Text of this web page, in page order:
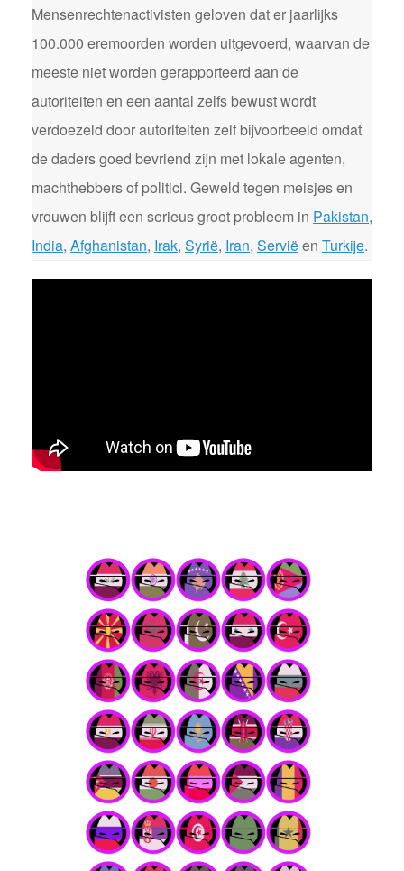
Mensenrechtenactivisten geloven dat er jaarlijks
100.000 eremoorden worden uitgevoerd, waarvan de
meeste niet worden gerapporteerd aan de
autoriteiten en een aantal zelfs bewust wordt
verdoezeld door autoriteiten zelf bijvoorbeeld omdat
de daders goed bevriend zijn met lokale agenten,
machthebbers of politici. Geweld tegen meisjes en
vrouwen blijft een serieus groot probleem in Pakistan,
India, Afghanistan, Irak, Syrië, Iran, Serviëen Turkije.